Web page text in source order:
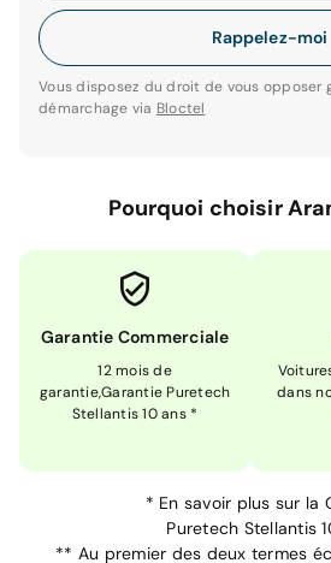
Rappelez-moi
Vous disposez du droit de vous opposer
démarchage via Bloctel
Pourquoi choisir
Garantie Commerciale
12 mois de
garantie,Garantie Puretech
Stellantis 10 ans *
dans
* En savoir plus sur la
Puretech Stellantis
** Au premier des deux termes